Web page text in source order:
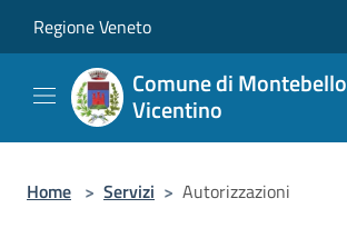
Regione Veneto
Comune di Montebello
Vicentino
Home > Servizi > Autorizzazioni